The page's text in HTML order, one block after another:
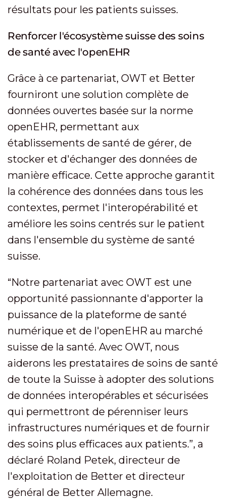
résultats pour les patients suisses.
Renforcer l'écosystème suisse des soins
de santé avec l'openEHR
Grâce à ce partenariat, OWT et Better
fourniront une solution complète de
données ouvertes basée sur la norme
openEHR, permettant aux
établissements de santé de gérer, de
stocker et d'échanger des données de
manière efficace. Cette approche garantit
la cohérence des données dans tous les
contextes, permet l'interopérabilité et
améliore les soins centrés sur le patient
dans l'ensemble du système de santé
suisse.
“Notre partenariat avec OWT est une
opportunité passionnante d'apporter la
puissance de la plateforme de santé
numérique et de l'openEHR au marché
suisse de la santé. Avec OWT, nous
aiderons les prestataires de soins de santé
de toute la Suisse à adopter des solutions
de données interopérables et sécurisées
qui permettront de pérenniser leurs
infrastructures numériques et de fournir
des soins plus efficaces aux patients.”, a
déclaré Roland Petek, directeur de
l'exploitation de Better et directeur
général de Better Allemagne.